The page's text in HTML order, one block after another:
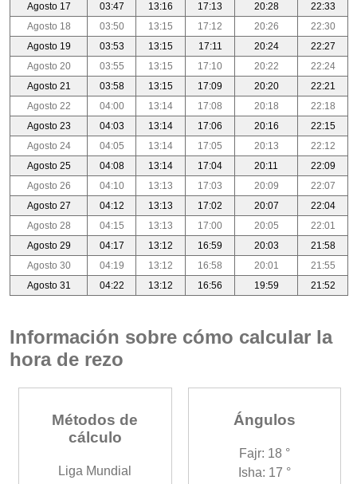
Agosto 17
03:47 13:16 17:13 20:28
22:33
Agosto 18
03:50 13:15 17:12 20:26
22:30
Agosto 19
03:53 13:15 17:11 20:24
22:27
Agosto 20
03:55 13:15 17:10 20:22
22:24
Agosto 21
03:58 13:15 17:09 20:20
22:21
Agosto 22
04:00 13:14 17:08 20:18
22:18
Agosto 23
04:03 13:14 17:06 20:16
22:15
Agosto 24
04:05 13:14 17:05 20:13
22:12
Agosto 25
04:08 13:14 17:04 20:11
22:09
Agosto 26
04:10 13:13 17:03 20:09
22:07
Agosto 27
04:12 13:13 17:02 20:07
22:04
Agosto 28
04:15 13:13 17:00 20:05
22:01
Agosto 29
04:17 13:12 16:59 20:03
21:58
Agosto 30
04:19 13:12 16:58 20:01
21:55
Agosto 31
04:22 13:12 16:56 19:59 21:52
Información sobre cómo calcular la
hora de rezo
Métodos de
cálculo
Liga Mundial
Ángulos
Fajr: 18 °
Isha: 17 °